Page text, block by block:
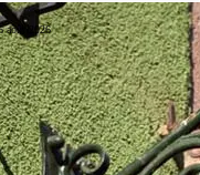
août 2026